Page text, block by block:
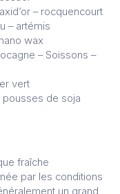
– rocquencourt
– artémis
wax
– Soissons –
vert
de soja
fraîche
par les conditions
un grand